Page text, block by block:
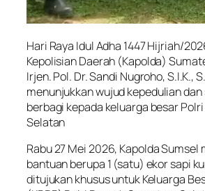
Hari Raya Idul Adha 1447 Hijriah/
Kepolisian Daerah (Kapolda)
Irjen. Pol. Dr. Sandi Nugroho, S.I.K.,
menunjukkan wujud kepedulian
berbagi kepada keluarga besar
Selatan
Rabu 27 Mei 2026, Kapolda Sumsel
bantuan berupa 1 (satu) ekor sapi
ditujukan khusus untuk Keluarga